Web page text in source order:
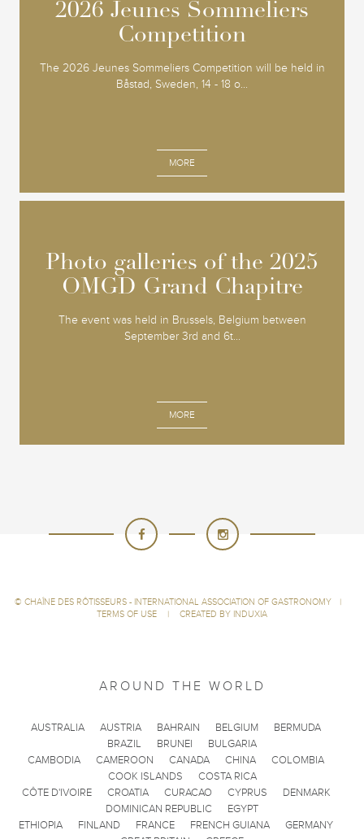
2026 Jeunes Sommeliers
Competition
The 2026 Jeunes Sommeliers Competition will be held in
Båstad, Sweden, 14 - 18 o...
MORE
2026 Jeunes Sommeliers
Competition
Photo galleries of the 2025
OMGD Grand Chapitre
The event was held in Brussels, Belgium between
September 3rd and 6t...
MORE
Photo galleries of the 2025
OMGD Grand Chapitre
© CHAÎNE DES RÔTISSEURS - INTERNATIONAL ASSOCIATION OF GASTRONOMY
|
TERMS OF USE
| CREATED BY INDUXIA
AROUND THE WORLD
AUSTRALIA AUSTRIA BAHRAIN BELGIUM
BERMUDA
BRAZIL
BRUNEI
BULGARIA
CAMBODIA
CAMEROON CANADA CHINA
COLOMBIA
COOK ISLANDS
COSTA RICA
CÔTE D'IVOIRE
CROATIA CURACAO CYPRUS
DENMARK
DOMINICAN REPUBLIC
EGYPT
ETHIOPIA
FINLAND FRANCE FRENCH GUIANA
GERMANY